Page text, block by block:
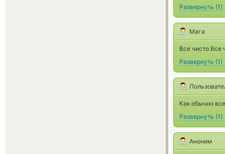
Развернуть (1)
Мага
Все чисто Все
Развернуть (1)
Как обычно
Развернуть (1)
Аноним